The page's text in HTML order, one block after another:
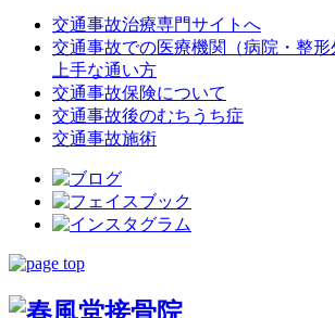
交通事故治療専門サイトへ
交通事故での医療機関（病院・整
上手な通い方
交通事故保険について
交通事故後のむちうち症
交通事故施術